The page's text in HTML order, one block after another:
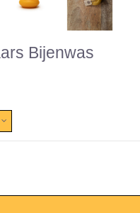
Bijenwas